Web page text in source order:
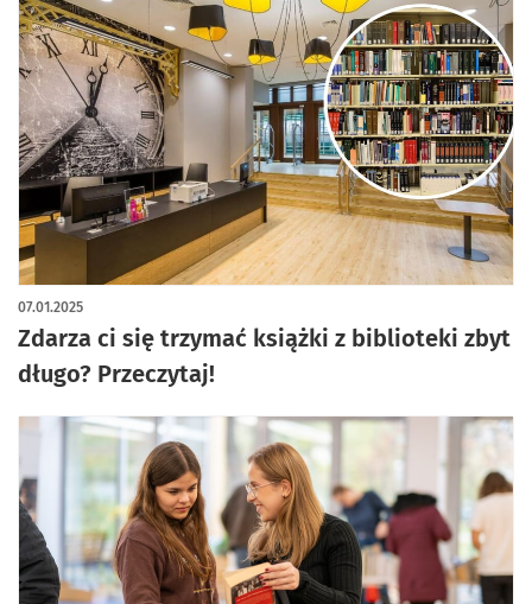
Zdarza ci się trzymać książki z biblioteki zbyt
długo? Przeczytaj!
07.01.2025